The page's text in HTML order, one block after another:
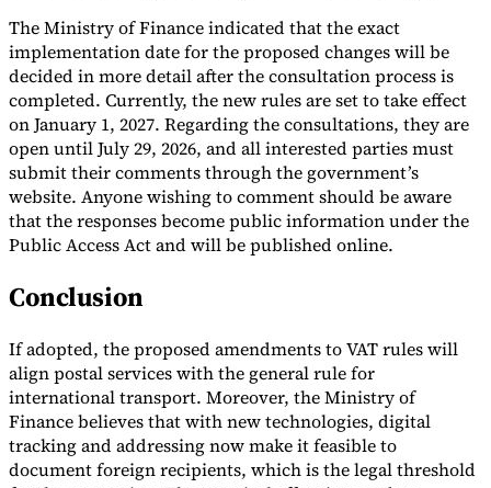
The Ministry of Finance indicated that the exact
implementation date for the proposed changes will be
decided in more detail after the consultation process is
completed. Currently, the new rules are set to take effect
on January 1, 2027. Regarding the consultations, they are
open until July 29, 2026, and all interested parties must
submit their comments through the government’s
website. Anyone wishing to comment should be aware
that the responses become public information under the
Public Access Act and will be published online.
Conclusion
If adopted, the proposed amendments to VAT rules will
align postal services with the general rule for
international transport. Moreover, the Ministry of
Finance believes that with new technologies, digital
tracking and addressing now make it feasible to
document foreign recipients, which is the legal threshold